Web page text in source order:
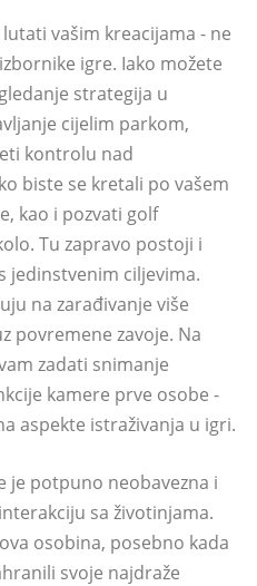
vašim kreacijama - ne
igre. Iako možete
strategija u
cijelim parkom,
kontrolu nad
biste se kretali po vašem
kao i pozvati golf
Tu zapravo postoji i
jedinstvenim ciljevima.
na zarađivanje više
povremene zavoje. Na
zadati snimanje
kamere prve osobe -
aspekte istraživanja u igri.
je potpuno neobavezna i
sa životinjama.
osobina, posebno kada
svoje najdraže